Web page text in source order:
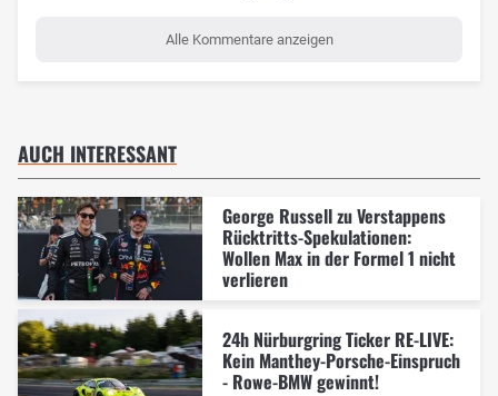
Alle Kommentare anzeigen
AUCH INTERESSANT
George Russell zu Verstappens
Rücktritts-Spekulationen:
Wollen Max in der Formel 1 nicht
verlieren
24h Nürburgring Ticker RE-LIVE:
Kein Manthey-Porsche-Einspruch
- Rowe-BMW gewinnt!